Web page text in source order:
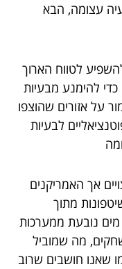
עצומה, הבא
לטווח הארוך
כדי להימנע מבעיות
על אזורים שהוצפו
לבעיות
אך האמריקנים
מתוך
נובעת ממערכות
מה שמוביל
שאנו חושבים שרוב